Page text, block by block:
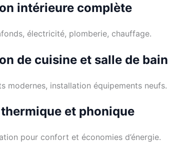
intérieure complète
électricité, plomberie, chauffage.
de cuisine et salle de bain
modernes, installation équipements neufs.
et phonique
pour confort et économies d’énergie.